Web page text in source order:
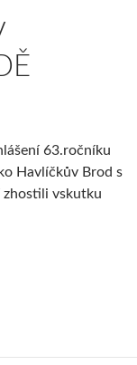
63.ročníku
Havlíčkův Brod s
zhostili vskutku
Brodě